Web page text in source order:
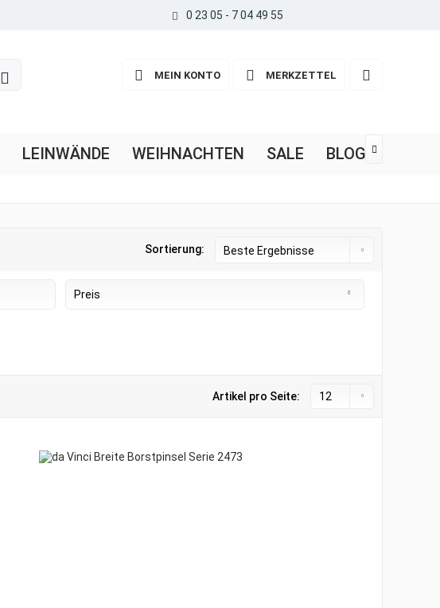
0 23 05 - 7 04 49 55
MERKZETTEL
MEIN KONTO
LEINWÄNDE WEIHNACHTEN SALE BLOG 
Sortierung:
Preis
Artikel pro Seite: